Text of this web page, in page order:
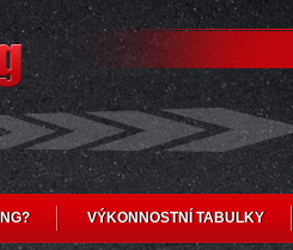
VÝKONNOSTNÍ TABULKY